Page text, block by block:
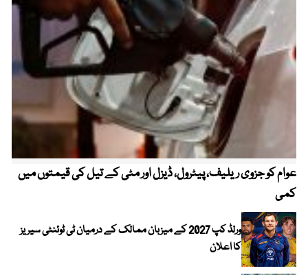
عوام کو جزوی ریلیف، پیٹرول، ڈیزل اور مٹی کے تیل کی قیمتوں میں
کمی
ورلڈ کپ 2027 کے میزبان ممالک کے درمیان ٹی ٹوئنٹی سیریز
کا اعلان